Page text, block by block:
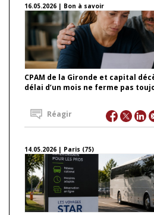
16.05.2026 | Bon à savoir
CPAM de la Gironde et capital
délai d’un mois ne ferme pas
Réagir
14.05.2026 | Paris (75)